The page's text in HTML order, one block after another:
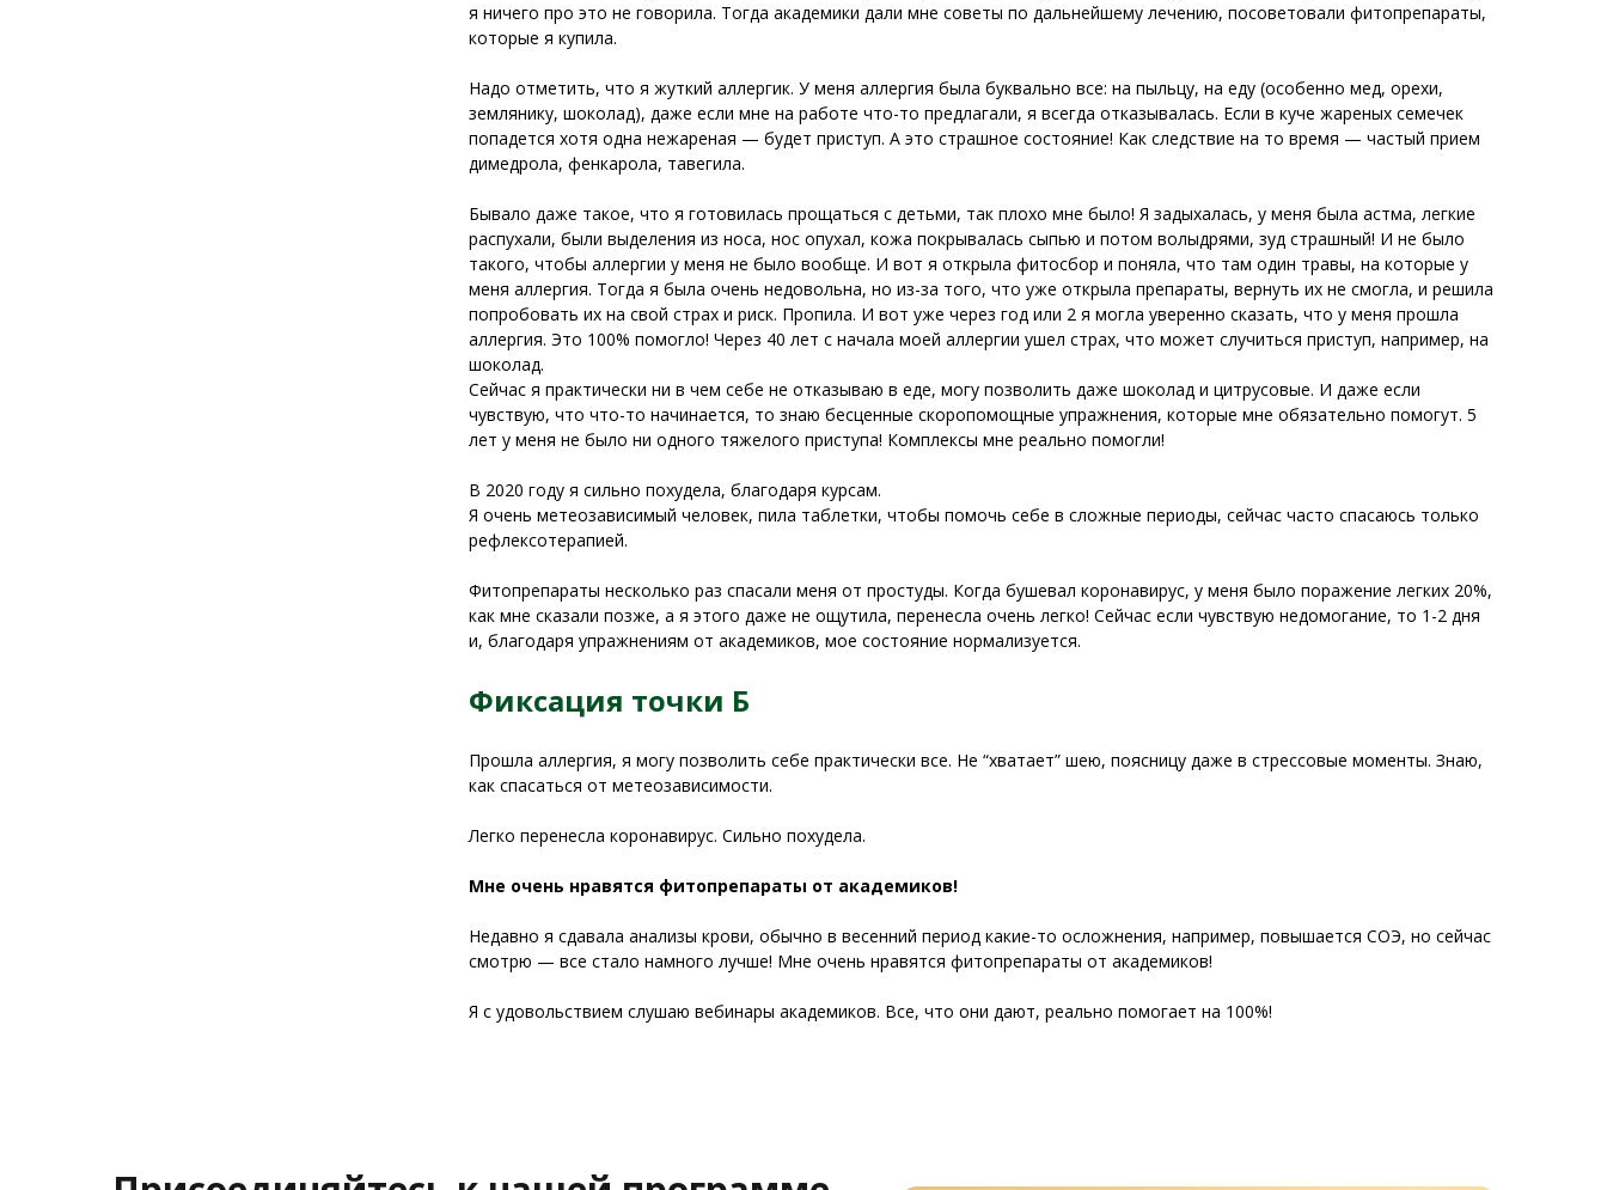
я ничего про это не говорила. Тогда академики дали мне советы по дальнейшему лечению, посоветовали фитопрепараты,
которые я купила.
Надо отметить, что я жуткий аллергик. У меня аллергия была буквально все: на пыльцу, на еду (особенно мед, орехи,
землянику, шоколад), даже если мне на работе что-то предлагали, я всегда отказывалась. Если в куче жареных семечек
попадется хотя одна нежареная — будет приступ. А это страшное состояние! Как следствие на то время — частый прием
димедрола, фенкарола, тавегила.
Бывало даже такое, что я готовилась прощаться с детьми, так плохо мне было! Я задыхалась, у меня была астма, легкие
распухали, были выделения из носа, нос опухал, кожа покрывалась сыпью и потом волыдрями, зуд страшный! И не было
такого, чтобы аллергии у меня не было вообще. И вот я открыла фитосбор и поняла, что там один травы, на которые у
меня аллергия. Тогда я была очень недовольна, но из-за того, что уже открыла препараты, вернуть их не смогла, и решила
попробовать их на свой страх и риск. Пропила. И вот уже через год или 2 я могла уверенно сказать, что у меня прошла
аллергия. Это 100% помогло! Через 40 лет с начала моей аллергии ушел страх, что может случиться приступ, например, на
шоколад.
Сейчас я практически ни в чем себе не отказываю в еде, могу позволить даже шоколад и цитрусовые. И даже если
чувствую, что что-то начинается, то знаю бесценные скоропомощные упражнения, которые мне обязательно помогут. 5
лет у меня не было ни одного тяжелого приступа! Комплексы мне реально помогли!
В 2020 году я сильно похудела, благодаря курсам.
Я очень метеозависимый человек, пила таблетки, чтобы помочь себе в сложные периоды, сейчас часто спасаюсь только
рефлексотерапией.
Фитопрепараты несколько раз спасали меня от простуды. Когда бушевал коронавирус, у меня было поражение легких 20%,
как мне сказали позже, а я этого даже не ощутила, перенесла очень легко! Сейчас если чувствую недомогание, то 1-2 дня
и, благодаря упражнениям от академиков, мое состояние нормализуется.
Фиксация точки Б
Прошла аллергия, я могу позволить себе практически все. Не “хватает” шею, поясницу даже в стрессовые моменты. Знаю,
как спасаться от метеозависимости.
Легко перенесла коронавирус. Сильно похудела.
Мне очень нравятся фитопрепараты от академиков!
Недавно я сдавала анализы крови, обычно в весенний период какие-то осложнения, например, повышается СОЭ, но сейчас
смотрю — все стало намного лучше! Мне очень нравятся фитопрепараты от академиков!
Я с удовольствием слушаю вебинары академиков. Все, что они дают, реально помогает на 100%!